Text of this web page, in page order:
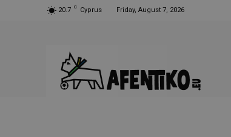
20.7 C Cyprus Friday, August 7, 2026